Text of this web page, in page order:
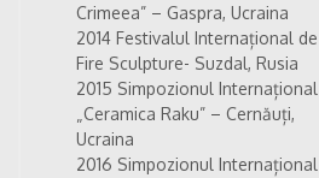
Crimeea” – Gaspra, Ucraina
2014 Festivalul Internațional de
Fire Sculpture- Suzdal, Rusia
2015 Simpozionul Internațional
„Ceramica Raku” – Cernăuți,
Ucraina
2016 Simpozionul Internațional